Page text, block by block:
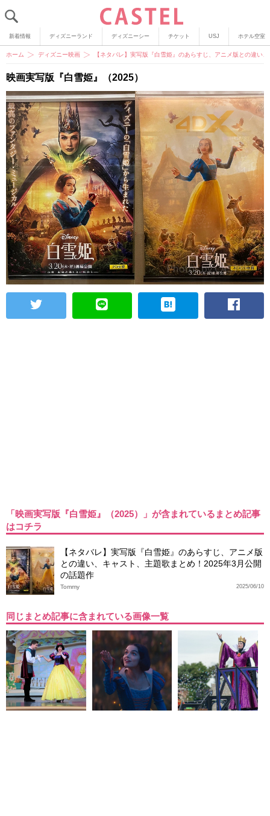
新着情報 ディズニーランド ディズニーシー チケット USJ ホテル空室
ホーム ディズニー映画 【ネタバレ】実写版『白雪姫』のあらすじ、アニメ版との違い
映画実写版『白雪姫』（2025）
「映画実写版『白雪姫』（2025）」が含まれているまとめ記事
はコチラ
【ネタバレ】実写版『白雪姫』のあらすじ、アニメ版
との違い、キャスト、主題歌まとめ！2025年3月公開
の話題作
2025/06/10
Tommy
同じまとめ記事に含まれている画像一覧